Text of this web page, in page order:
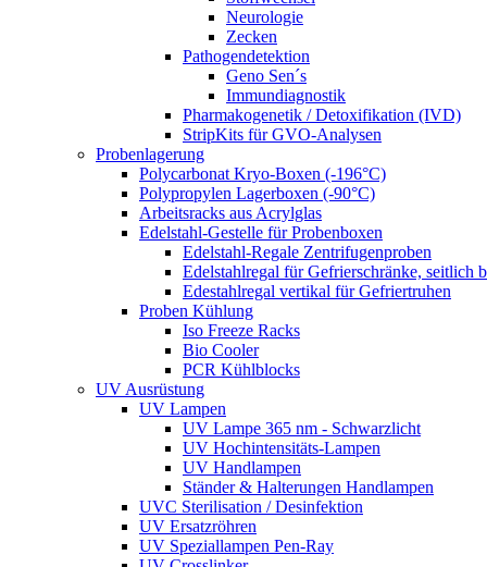
Neurologie
Zecken
Pathogendetektion
Geno Sen´s
Immundiagnostik
Pharmakogenetik / Detoxifikation (IVD)
StripKits für GVO-Analysen
Probenlagerung
Polycarbonat Kryo-Boxen (-196°C)
Polypropylen Lagerboxen (-90°C)
Arbeitsracks aus Acrylglas
Edelstahl-Gestelle für Probenboxen
Edelstahl-Regale Zentrifugenproben
Edelstahlregal für Gefrierschränke, seitlich
Edestahlregal vertikal für Gefriertruhen
Proben Kühlung
Iso Freeze Racks
Bio Cooler
PCR Kühlblocks
UV Ausrüstung
UV Lampen
UV Lampe 365 nm - Schwarzlicht
UV Hochintensitäts-Lampen
UV Handlampen
Ständer & Halterungen Handlampen
UVC Sterilisation / Desinfektion
UV Ersatzröhren
UV Speziallampen Pen-Ray